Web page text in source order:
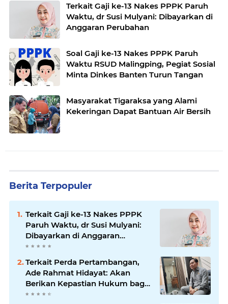
Terkait Gaji ke-13 Nakes PPPK Paruh
Waktu, dr Susi Mulyani: Dibayarkan di
Anggaran Perubahan
Soal Gaji ke-13 Nakes PPPK Paruh
Waktu RSUD Malingping, Pegiat Sosial
Minta Dinkes Banten Turun Tangan
Masyarakat Tigaraksa yang Alami
Kekeringan Dapat Bantuan Air Bersih
Berita Terpopuler
Terkait Gaji ke-13 Nakes PPPK
Paruh Waktu, dr Susi Mulyani:
Dibayarkan di Anggaran
Perubahan
Terkait Perda Pertambangan,
Ade Rahmat Hidayat: Akan
Berikan Kepastian Hukum bagi
Masyarakat dan Pelaku Usaha